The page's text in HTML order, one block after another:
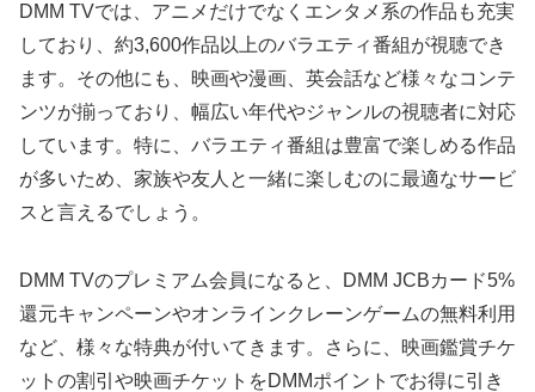
DMM TVでは、アニメだけでなくエンタメ系の作品も充実
しており、約3,600作品以上のバラエティ番組が視聴でき
ます。その他にも、映画や漫画、英会話など様々なコンテ
ンツが揃っており、幅広い年代やジャンルの視聴者に対応
しています。特に、バラエティ番組は豊富で楽しめる作品
が多いため、家族や友人と一緒に楽しむのに最適なサービ
スと言えるでしょう。
DMM TVのプレミアム会員になると、DMM JCBカード5%
還元キャンペーンやオンラインクレーンゲームの無料利用
など、様々な特典が付いてきます。さらに、映画鑑賞チケ
ットの割引や映画チケットをDMMポイントでお得に引き